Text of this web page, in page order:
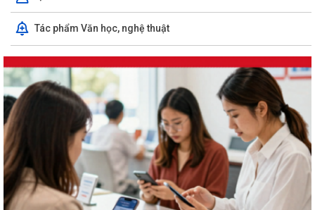
Tác phẩm Văn học, nghệ thuật